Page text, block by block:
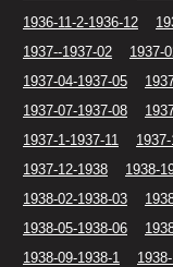
1936-11-2-1936-12
1937--1937-02
1937-
1937-04-1937-05
1937-07-1937-08
1937-1-1937-11
1937-12-1938
1938-
1938-02-1938-03
1938-05-1938-06
1938-09-1938-1